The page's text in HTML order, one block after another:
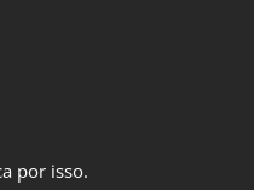
por isso.